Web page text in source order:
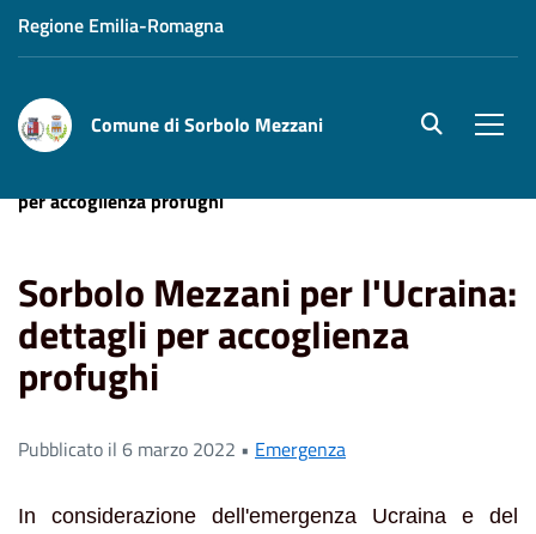
Regione Emilia-Romagna
Comune di Sorbolo Mezzani site.searc
per accoglienza profughi
Sorbolo Mezzani per l'Ucraina:
dettagli per accoglienza
profughi
Pubblicato il 6 marzo 2022 • Emergenza
In considerazione dell'emergenza Ucraina e del